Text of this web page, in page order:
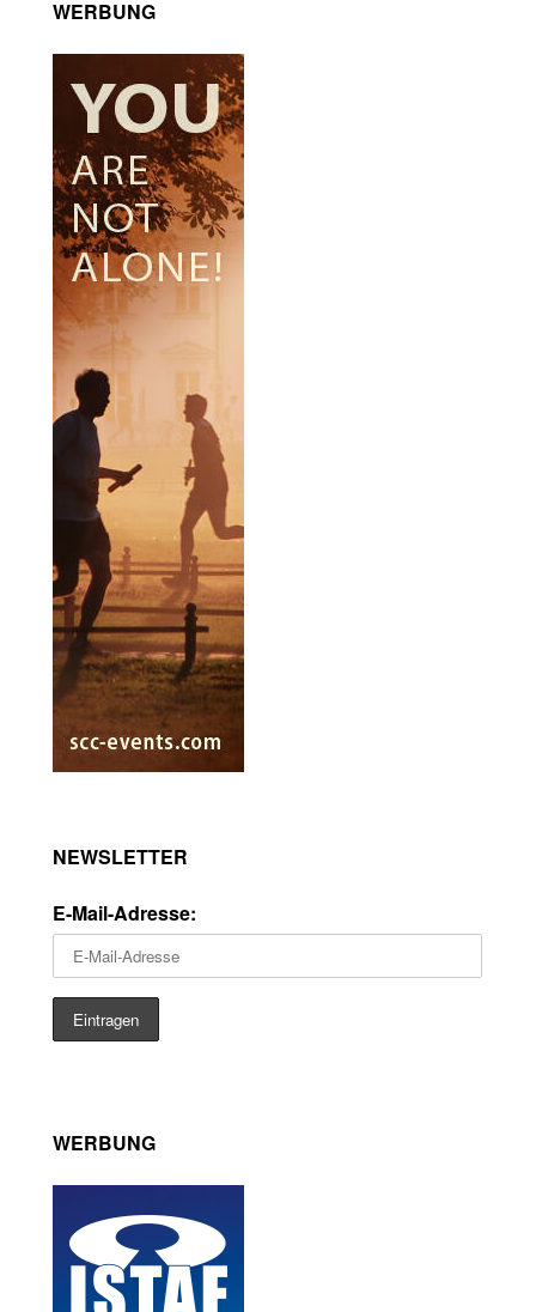
WERBUNG
NEWSLETTER
E-Mail-Adresse:
WERBUNG